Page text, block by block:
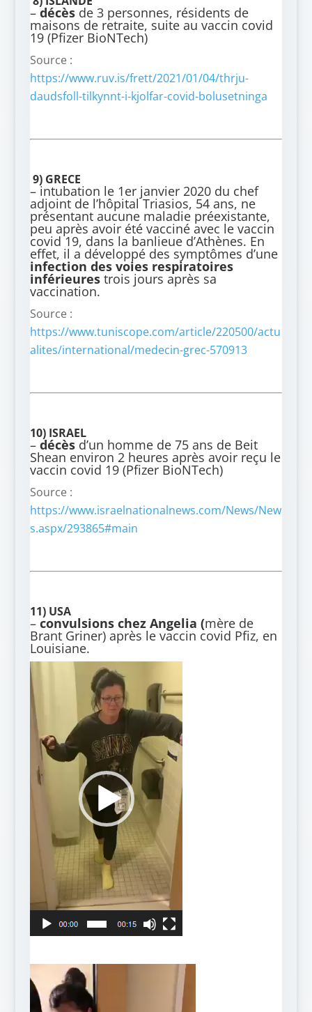
–décèsde 3 personnes, résidents de
maisons de retraite, suite au vaccin covid
19 (Pfizer BioNTech)
Source :
https://www.ruv.is/frett/2021/01/04/thrju-
daudsfoll-tilkynnt-i-kjolfar-covid-bolusetninga
9) GRECE
– intubation le 1er janvier 2020 du chef
adjoint de l’hôpital Triasios, 54 ans, ne
présentant aucune maladie préexistante,
peu après avoir été vacciné avec le vaccin
covid 19, dans la banlieue d’Athènes. En
effet, il a développé des symptômes d’une
infection des voies respiratoires
inférieurestrois jours après sa
vaccination.
Source :
https://www.tuniscope.com/article/220500/actu
alites/international/medecin-grec-570913
10) ISRAEL
– décèsd’un homme de 75 ans de Beit
Shean environ 2 heures après avoir reçu le
vaccin covid 19 (Pfizer BioNTech)
Source :
https://www.israelnationalnews.com/News/New
s.aspx/293865#main
11) USA
–convulsions chez Angelia (mère de
Brant Griner) après le vaccin covid Pfiz, en
Louisiane.